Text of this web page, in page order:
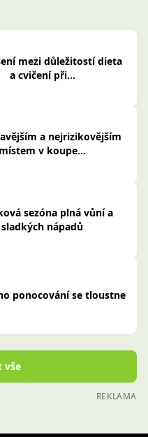
mezi důležitostí dieta
a cvičení při...
a nejrizikovějším
místem v koupe...
sezóna plná vůní a
sladkých nápadů
ponocování se tloustne
vše
REKLAMA